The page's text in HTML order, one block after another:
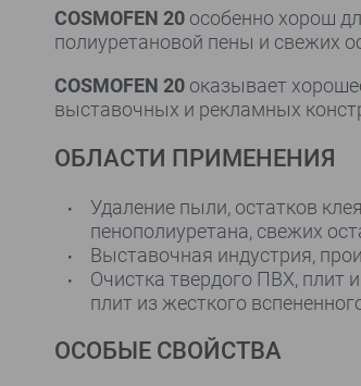
COSMOFEN 20 особенно хорош
полиуретановой пены и свежих
COSMOFEN 20 оказывает
выставочных и рекламных
ОБЛАСТИ ПРИМЕНЕНИЯ
Удаление пыли, остатков
пенополиуретана, свежих
Выставочная индустрия,
Очистка твердого ПВХ, плит
плит из жесткого
ОСОБЫЕ СВОЙСТВА